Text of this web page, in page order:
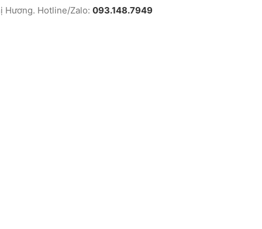
Hương. Hotline/Zalo: 093.148.7949